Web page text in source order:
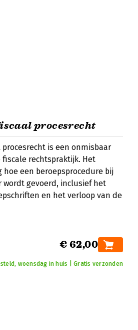
procesrecht
is een onmisbaar
fiscale rechtspraktijk. Het
een beroepsprocedure bij
gevoerd, inclusief het
en het verloop van de
€ 62,00
woensdag in huis | Gratis verzonden